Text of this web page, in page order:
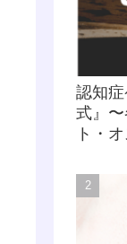
認知
式』
ト・